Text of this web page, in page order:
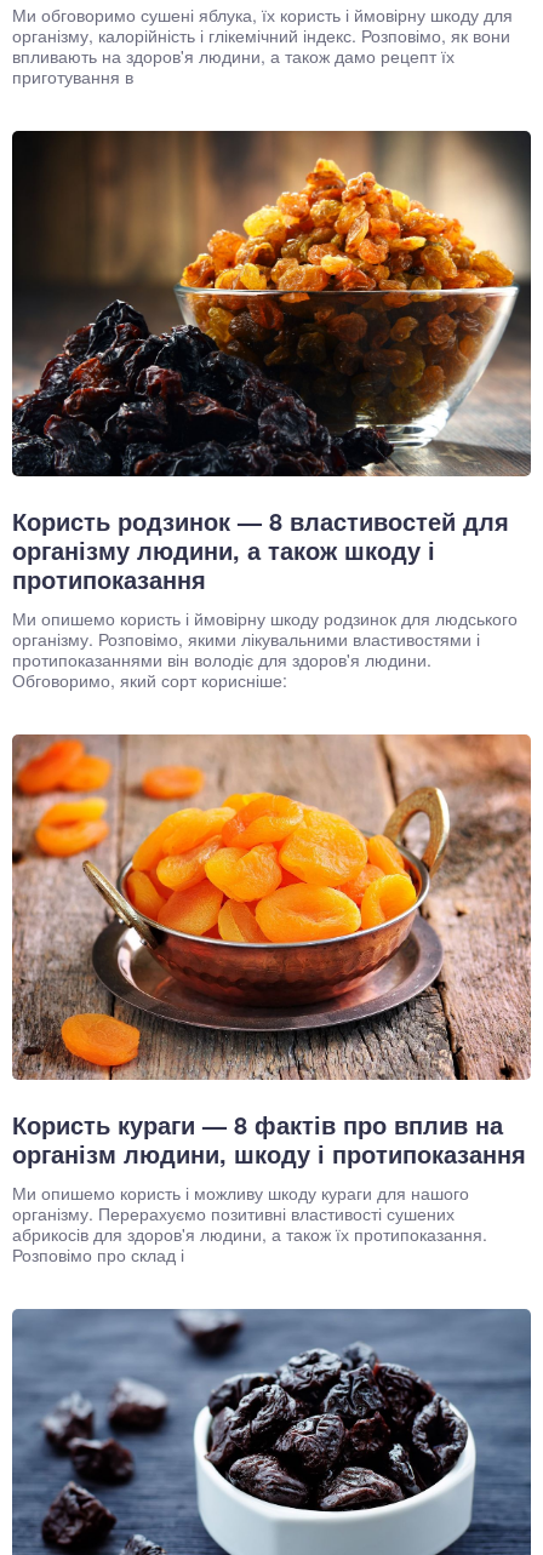
Ми обговоримо сушені яблука, їх користь і ймовірну шкоду для
організму, калорійність і глікемічний індекс. Розповімо, як вони
впливають на здоров'я людини, а також дамо рецепт їх
приготування в
Користь родзинок — 8 властивостей для
організму людини, а також шкоду і
протипоказання
Ми опишемо користь і ймовірну шкоду родзинок для людського
організму. Розповімо, якими лікувальними властивостями і
протипоказаннями він володіє для здоров'я людини.
Обговоримо, який сорт корисніше:
Користь кураги — 8 фактів про вплив на
організм людини, шкоду і протипоказання
Ми опишемо користь і можливу шкоду кураги для нашого
організму. Перерахуємо позитивні властивості сушених
абрикосів для здоров'я людини, а також їх протипоказання.
Розповімо про склад і